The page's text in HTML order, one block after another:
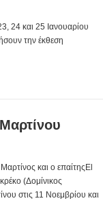
24 και 25 Ιανουαρίου
την έκθεση
και ο επαίτηςEl
(Δομίνικος
στις 11 Νοεμβρίου και